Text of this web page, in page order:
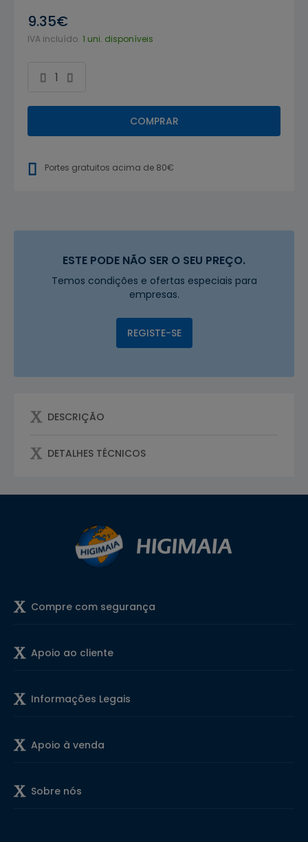
9.35€
IVA incluído. 1 uni. disponíveis
COMPRAR
Portes gratuitos acima de 80€
ESTE PODE NÃO SER O SEU PREÇO.
Temos condições e ofertas especiais para
empresas.
REGISTE-SE
DESCRIÇÃO
DETALHES TÉCNICOS
Compre com segurança
Apoio ao cliente
Informações Legais
Apoio à venda
Sobre nós